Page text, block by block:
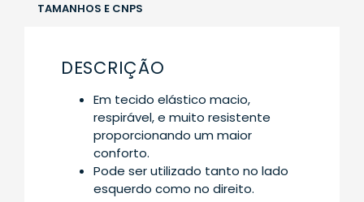
TAMANHOS E CNPS
DESCRIÇÃO
Em tecido elástico macio,
respirável, e muito resistente
proporcionando um maior
conforto.
Pode ser utilizado tanto no lado
esquerdo como no direito.